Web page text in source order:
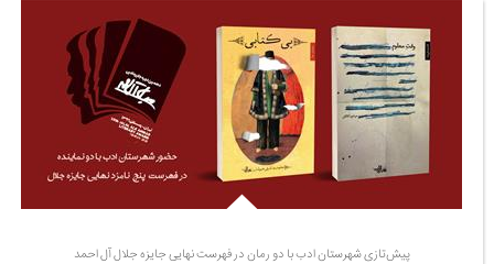
پیش‌تازی شهرستان ادب با دو رمان در فهرست نهایی جایزه جلال آل احمد